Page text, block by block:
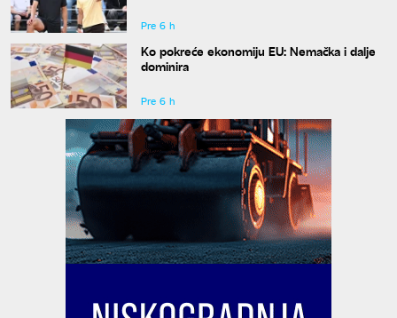
Pre 6 h
Ko pokreće ekonomiju EU: Nemačka i dalje
dominira
Pre 6 h